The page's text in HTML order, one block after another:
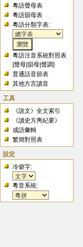
粵語聲母表
粵語韻母表
粵語分類字表:
粵語注音系統對照表
[聲母 |韻母 |聲調]
普通話音節表
其他方言讀音
工具
《說文》全文索引
《讀史方輿紀要》
成語彙輯
繁簡對照表
設定
冷僻字:
粵音系統: